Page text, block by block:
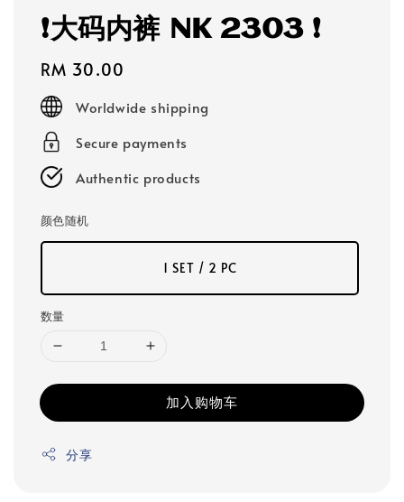
❗大码内裤 NK 2303 ❗
Regular
price
RM 30.00
Worldwide shipping
Secure payments
Authentic products
颜色随机
1 SET / 2 PC
数量
加入购物车
分享